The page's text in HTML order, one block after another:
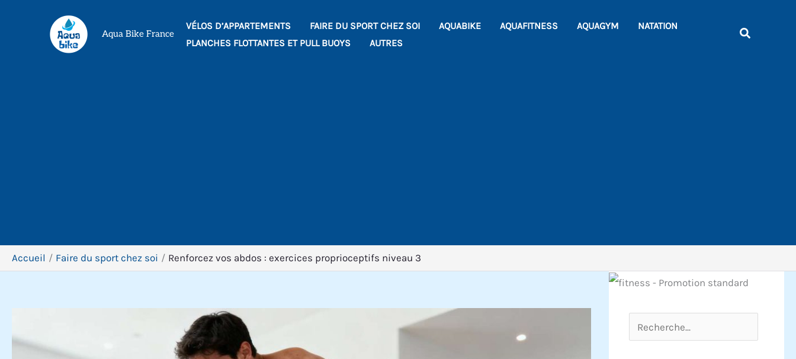
Aqua Bike France
VÉLOS D’APPARTEMENTS FAIRE DU SPORT CHEZ SOI AQUABIKE AQUAFITNESS AQUAGYM
NATATION
PLANCHES FLOTTANTES ET PULL BUOYS
AUTRES
Accueil Faire du sport chez soi Renforcez vos abdos : exercices proprioceptifs niveau 3